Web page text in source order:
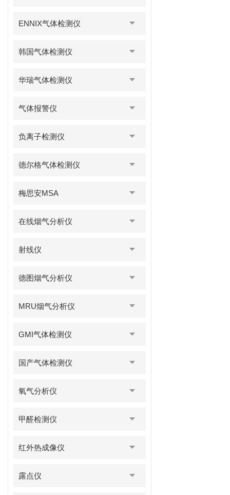
ENNIX气体检测仪
韩国气体检测仪
华瑞气体检测仪
气体报警仪
负离子检测仪
德尔格气体检测仪
梅思安MSA
在线烟气分析仪
射线仪
德图烟气分析仪
MRU烟气分析仪
GMI气体检测仪
国产气体检测仪
氧气分析仪
甲醛检测仪
红外热成像仪
露点仪